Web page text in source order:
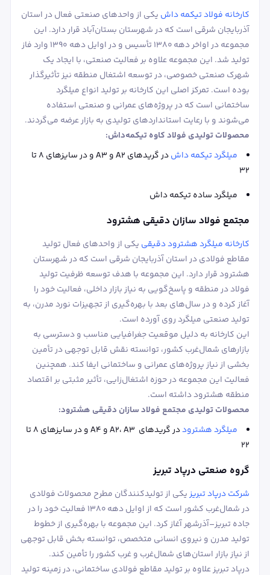
کارخانه فولاد تیکمه داش یکی از واحدهای صنعتی فعال در استان
آذربایجان شرقی است که در شهرستان بستان‌آباد قرار دارد. این
مجموعه در اواخر دهه ۱۳۸۰ تأسیس و در اوایل دهه ۱۳۹۰ وارد فاز
تولید شد. این مجموعه علاوه بر فعالیت صنعتی، با ایجاد یک
شهرک صنعتی خصوصی، در توسعه اشتغال منطقه نیز تأثیرگذار
بوده است. تمرکز اصلی این کارخانه بر تولید انواع میلگرد
ساختمانی است که در پروژه‌های عمرانی و صنعتی استفاده
می‌شوند و با رعایت استانداردهای تولیدی به بازار عرضه می‌گردند.
محصولات تولیدی فولاد کاوه تیکمه‌داش:
میلگرد تیکمه داش
در گریدهای A2 و A3 و در سایزهای ۸ تا
۳۲
میلگرد ساده تیکمه داش
مجتمع فولاد سازان دقیقی هشترود
کارخانه میلگرد هشترود دقیقی یکی از واحدهای فعال تولید
مقاطع فولادی در استان آذربایجان شرقی است که در شهرستان
هشترود قرار دارد. این مجموعه با هدف توسعه ظرفیت تولید
فولاد در منطقه و پاسخ‌گویی به نیاز بازار داخلی، فعالیت خود را
آغاز کرده و در سال‌های بعد با بهره‌گیری از تجهیزات نورد مدرن، به
تولید صنعتی میلگرد روی آورده است.
این کارخانه به دلیل موقعیت جغرافیایی مناسب و دسترسی به
بازارهای شمال‌غرب کشور، توانسته نقش قابل توجهی در تأمین
بخشی از نیاز پروژه‌های عمرانی و ساختمانی ایفا کند. همچنین
فعالیت این مجموعه در حوزه اشتغال‌زایی، تأثیر مثبتی بر اقتصاد
منطقه هشترود داشته است.
محصولات تولیدی مجتمع فولاد سازان دقیقی هشترود:
میلگرد هشترود
در گریدهای A2، A3 و A4 و در سایزهای ۸ تا
۲۲
گروه صنعتی درپاد تبریز
شرکت درپاد تبریزیکی از تولیدکنندگان مطرح محصولات فولادی
در شمال‌غرب کشور است که از اوایل دهه ۱۳۸۰ فعالیت خود را در
جاده تبریز–آذرشهر آغاز کرد. این مجموعه با بهره‌گیری از خطوط
تولید مدرن و نیروی انسانی متخصص، توانسته بخش قابل توجهی
از نیاز بازار استان‌های شمال‌غرب و غرب کشور را تأمین کند.
درپاد تبریز علاوه بر تولید مقاطع فولادی ساختمانی، در زمینه تولید